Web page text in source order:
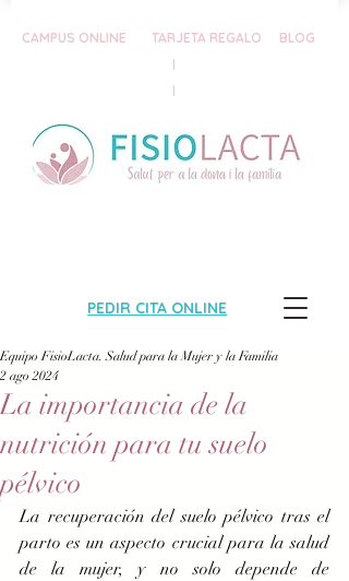
PEDIR CITA ONLINE
CAMPUS ONLINE TARJETA REGALO BLOG
La importancia de la
nutrición para tu suelo
pélvico
Equipo FisioLacta. Salud para la Mujer y la Familia
2 ago 2024
La recuperación del suelo pélvico tras el
parto es un aspecto crucial para la salud
de la mujer, y no solo depende de